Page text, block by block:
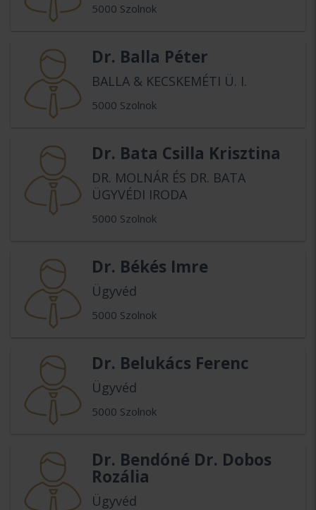
5000 Szolnok
Dr. Balla Péter
BALLA & KECSKEMÉTI Ü. I.
5000 Szolnok
Dr. Bata Csilla Krisztina
DR. MOLNÁR ÉS DR. BATA
ÜGYVÉDI IRODA
5000 Szolnok
Dr. Békés Imre
Ügyvéd
5000 Szolnok
Dr. Belukács Ferenc
Ügyvéd
5000 Szolnok
Dr. Bendóné Dr. Dobos
Rozália
Ügyvéd